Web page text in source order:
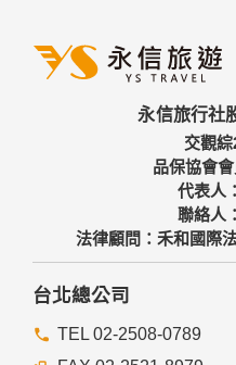
三、資料之保護
備及必要的安全防護措施，
嚴格的保護措施，只由經過
料，相關處理人員皆簽有保
會受到相關的法律處分。
如因業務需要有必要委託其
格要求其遵守保密義務，並
實遵守。
四、網站對外的相關連結
提供的連結，點選進入其他網
的隱私權保護政策，您必須參
永信旅行社
交觀
品保協會
代表人
聯絡人
法律顧問：禾和國際
台北總公司
TEL 02-2508-0789